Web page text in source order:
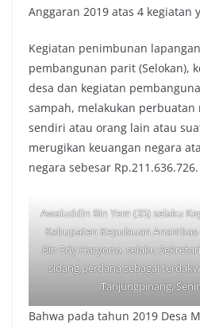
Anggaran 2019 atas 4 kegiatan
Kegiatan penimbunan
pembangunan parit (Selokan),
desa dan kegiatan
sampah, melakukan perbuatan
sendiri atau orang lain atau
merugikan keuangan negara
negara sebesar Rp.211.636.726.
Awaluddin Bin Yem (35) selaku
Kabupaten Kepulauan
Bin Edy Haryono, selaku
sidang perdana sebagai
Tanjungpinang,
Bahwa pada tahun 2019 Desa